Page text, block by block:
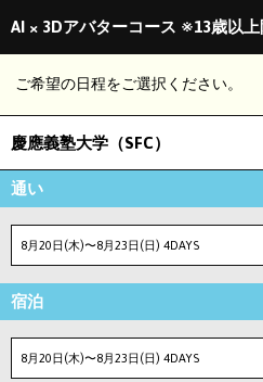
AI × 3Dアバターコース ※13歳以上
ご希望の日程をご選択ください。
慶應義塾大学（SFC）
通い
8月20日(木)〜8月23日(日) 4DAYS
宿泊
8月20日(木)〜8月23日(日) 4DAYS